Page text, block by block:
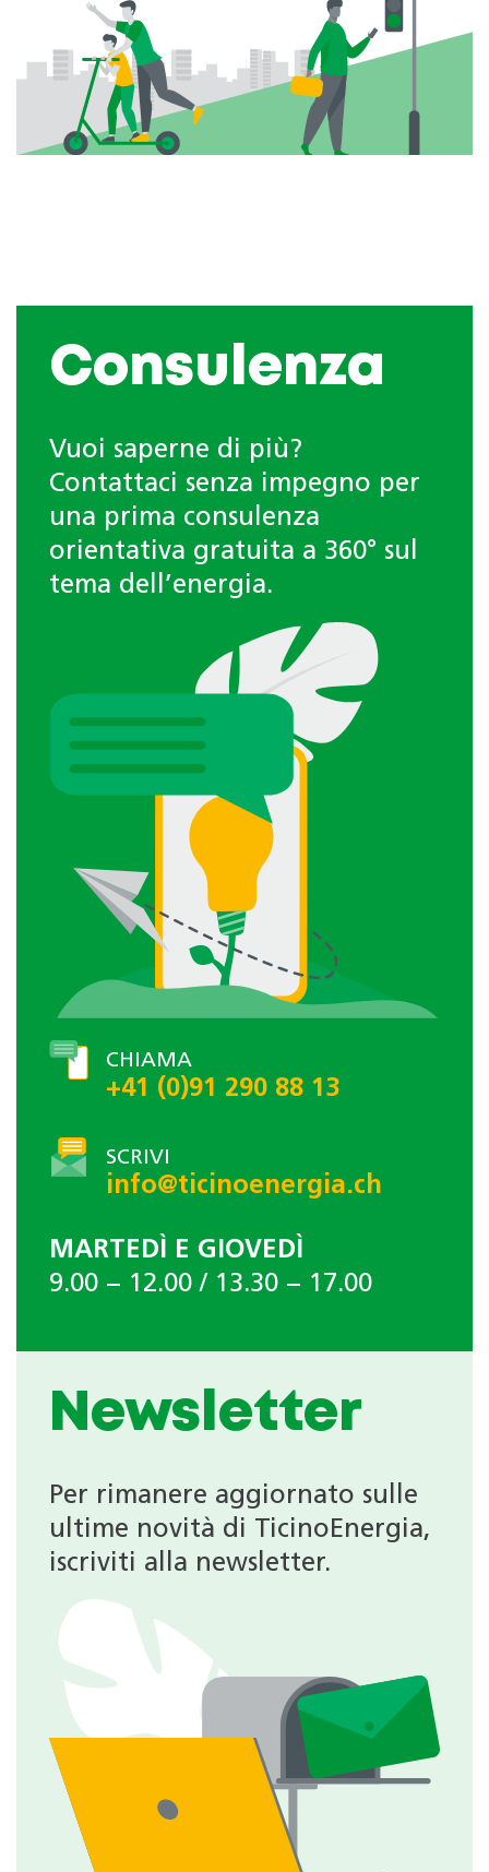
Consulenza
Vuoi saperne di più?
Contattaci senza impegno per
una prima consulenza
orientativa gratuita a 360° sul
tema dell’energia.
CHIAMA
+41 (0)91 290 88 13
SCRIVI
info@ticinoenergia.ch
MARTEDÌ E GIOVEDÌ
9.00 − 12.00 / 13.30 − 17.00
Newsletter
Per rimanere aggiornato sulle
ultime novità di TicinoEnergia,
iscriviti alla newsletter.